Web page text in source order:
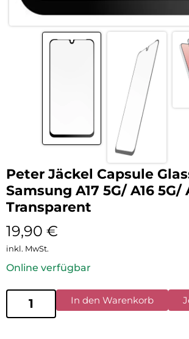
Peter Jäckel Capsule
Samsung A17 5G/ A16 5G/
Transparent
19,90 €
inkl. MwSt.
Online verfügbar
In den Warenkorb